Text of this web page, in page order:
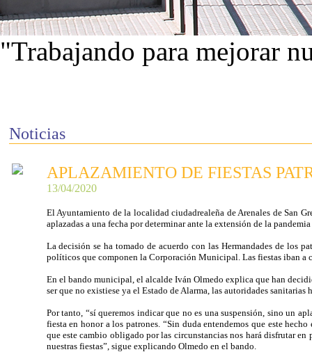
"Trabajando para mejorar
Noticias
APLAZAMIENTO DE FIESTAS
13/04/2020
El Ayuntamiento de la localidad ciudadrealeña de Arenales de San
aplazadas a una fecha por determinar ante la extensión de la
La decisión se ha tomado de acuerdo con las Hermandades de los
políticos que componen la Corporación Municipal. Las fiestas iban a
En el bando municipal, el alcalde Iván Olmedo explica que han
ser que no existiese ya el Estado de Alarma, las autoridades
Por tanto, “sí queremos indicar que no es una suspensión, sino un
fiesta en honor a los patrones. “Sin duda entendemos que este
que este cambio obligado por las circunstancias nos hará disfrutar
nuestras fiestas”, sigue explicando Olmedo en el bando.